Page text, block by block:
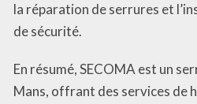
la réparation de serrures et
de sécurité.
En résumé, SECOMA est un
Mans, offrant des services de